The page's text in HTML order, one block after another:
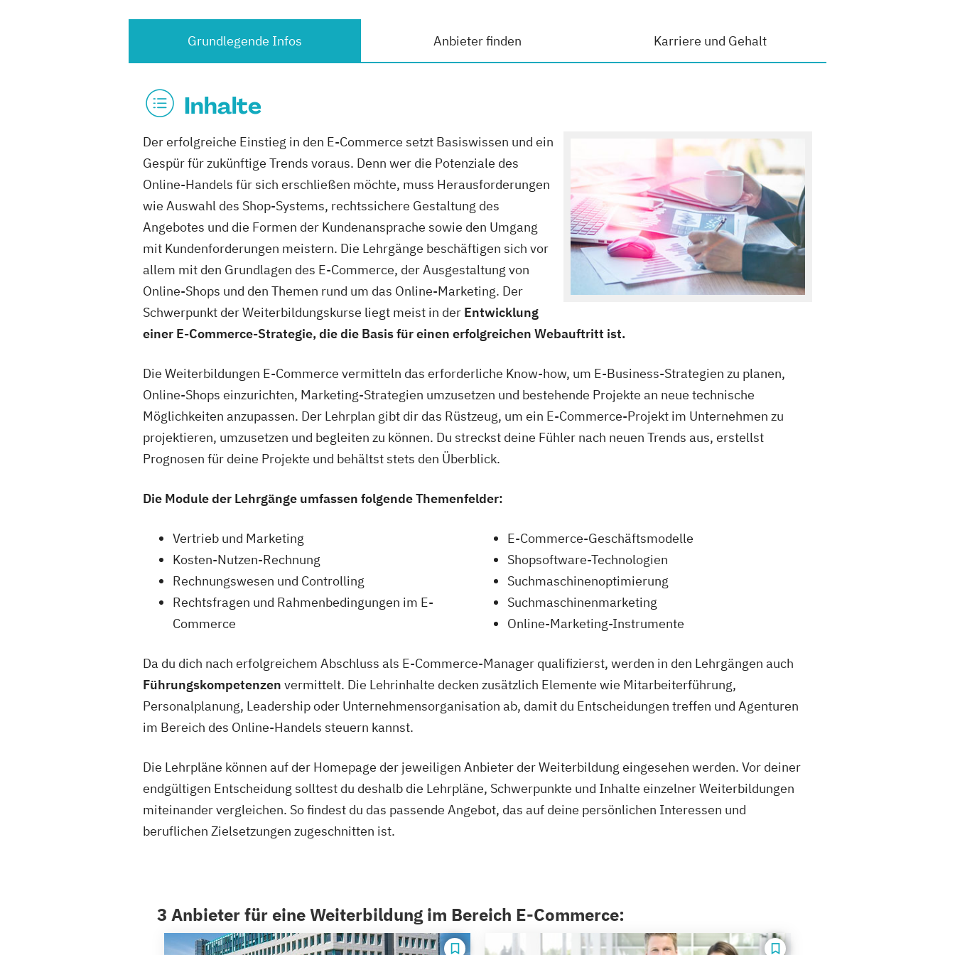
Grundlegende Infos Anbieter finden Karriere und Gehalt
Inhalte
Der erfolgreiche Einstieg in den E-Commerce setzt Basiswissen und ein
Gespür für zukünftige Trends voraus. Denn wer die Potenziale des
Online-Handels für sich erschließen möchte, muss Herausforderungen
wie Auswahl des Shop-Systems, rechtssichere Gestaltung des
Angebotes und die Formen der Kundenansprache sowie den Umgang
mit Kundenforderungen meistern. Die Lehrgänge beschäftigen sich vor
allem mit den Grundlagen des E-Commerce, der Ausgestaltung von
Online-Shops und den Themen rund um das Online-Marketing. Der
Schwerpunkt der Weiterbildungskurse liegt meist in der Entwicklung
einer E-Commerce-Strategie, die die Basis für einen erfolgreichen Webauftritt ist.
Die Weiterbildungen E-Commerce vermitteln das erforderliche Know-how, um E-Business-Strategien zu planen,
Online-Shops einzurichten, Marketing-Strategien umzusetzen und bestehende Projekte an neue technische
Möglichkeiten anzupassen. Der Lehrplan gibt dir das Rüstzeug, um ein E-Commerce-Projekt im Unternehmen zu
projektieren, umzusetzen und begleiten zu können. Du streckst deine Fühler nach neuen Trends aus, erstellst
Prognosen für deine Projekte und behältst stets den Überblick.
Die Module der Lehrgänge umfassen folgende Themenfelder:
Vertrieb und Marketing
Kosten-Nutzen-Rechnung
Rechnungswesen und Controlling
Rechtsfragen und Rahmenbedingungen im E-
Commerce
E-Commerce-Geschäftsmodelle
Shopsoftware-Technologien
Suchmaschinenoptimierung
Suchmaschinenmarketing
Online-Marketing-Instrumente
Da du dich nach erfolgreichem Abschluss als E-Commerce-Manager qualifizierst, werden in den Lehrgängen auch
Führungskompetenzen vermittelt. Die Lehrinhalte decken zusätzlich Elemente wie Mitarbeiterführung,
Personalplanung, Leadership oder Unternehmensorganisation ab, damit du Entscheidungen treffen und Agenturen
im Bereich des Online-Handels steuern kannst.
Die Lehrpläne können auf der Homepage der jeweiligen Anbieter der Weiterbildung eingesehen werden. Vor deiner
endgültigen Entscheidung solltest du deshalb die Lehrpläne, Schwerpunkte und Inhalte einzelner Weiterbildungen
miteinander vergleichen. So findest du das passende Angebot, das auf deine persönlichen Interessen und
beruflichen Zielsetzungen zugeschnitten ist.
3 Anbieter für eine Weiterbildung im Bereich E-Commerce: